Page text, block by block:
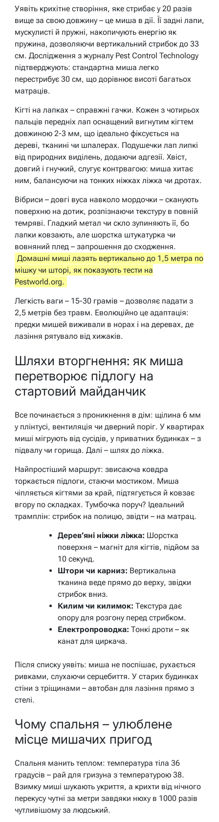
Уявіть крихітне створіння, яке стрибає у 20 разів
вище за свою довжину – це миша в дії. Її задні лапи,
мускулисті й пружні, накопичують енергію як
пружина, дозволяючи вертикальний стрибок до 33
см. Дослідження з журналу Pest Control Technology
підтверджують: стандартна миша легко
перестрибує 30 см, що дорівнює висоті багатьох
матраців.
Кігті на лапках – справжні гачки. Кожен з чотирьох
пальців передніх лап оснащений вигнутим кігтем
довжиною 2-3 мм, що ідеально фіксується на
дереві, тканині чи шпалерах. Подушечки лап липкі
від природних виділень, додаючи адгезії. Хвіст,
довгий і гнучкий, слугує контрвагою: миша хитає
ним, балансуючи на тонких ніжках ліжка чи дротах.
Вібриси – довгі вуса навколо мордочки – сканують
поверхню на дотик, розпізнаючи текстуру в повній
темряві. Гладкий метал чи скло зупиняють її, бо
лапки ковзають, але шорстка штукатурка чи
вовняний плед – запрошення до сходження.
Домашні миші лазять вертикально до 1,5 метра по
мішку чи шторі, як показують тести на
Pestworld.org.
Легкість ваги – 15-30 грамів – дозволяє падати з
2,5 метрів без травм. Еволюційно це адаптація:
предки мишей виживали в норах і на деревах, де
лазіння рятувало від хижаків.
Шляхи вторгнення: як миша
перетворює підлогу на
стартовий майданчик
Все починається з проникнення в дім: щілина 6 мм
у плінтусі, вентиляція чи дверний поріг. У квартирах
миші мігрують від сусідів, у приватних будинках – з
підвалу чи горища. Далі – шлях до ліжка.
Найпростіший маршрут: звисаюча ковдра
торкається підлоги, стаючи мостиком. Миша
чіпляється кігтями за край, підтягується й ковзає
вгору по складках. Тумбочка поруч? Ідеальний
трамплін: стрибок на полицю, звідти – на матрац.
Дерев’яні ніжки ліжка: Шорстка
поверхня – магніт для кігтів, підйом за
10 секунд.
Штори чи карниз: Вертикальна
тканина веде прямо до верху, звідки
стрибок вниз.
Килим чи килимок: Текстура дає
опору для розгону перед стрибком.
Електропроводка: Тонкі дроти – як
канат для циркача.
Після списку уявіть: миша не поспішає, рухається
ривками, слухаючи серцебиття. У старих будинках
стіни з тріщинами – автобан для лазіння прямо з
стелі.
Чому спальня – улюблене
місце мишачих пригод
Спальня манить теплом: температура тіла 36
градусів – рай для гризуна з температурою 38.
Взимку миші шукають укриття, а крихти від нічного
перекусу чутні за метри завдяки нюху в 1000 разів
чутливішому за людський.